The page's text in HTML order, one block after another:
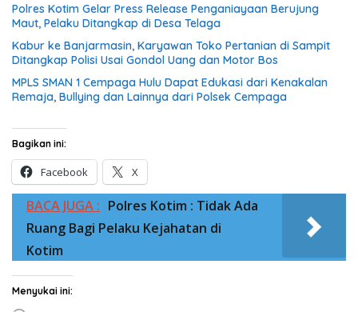
Polres Kotim Gelar Press Release Penganiayaan Berujung
Maut, Pelaku Ditangkap di Desa Telaga
Kabur ke Banjarmasin, Karyawan Toko Pertanian di Sampit
Ditangkap Polisi Usai Gondol Uang dan Motor Bos
MPLS SMAN 1 Cempaga Hulu Dapat Edukasi dari Kenakalan
Remaja, Bullying dan Lainnya dari Polsek Cempaga
Bagikan ini:
Facebook X
BACA JUGA : Polres Kotim : Tidak Ada
Ruang Bagi Pelaku Kejahatan di
Kotim
Menyukai ini: